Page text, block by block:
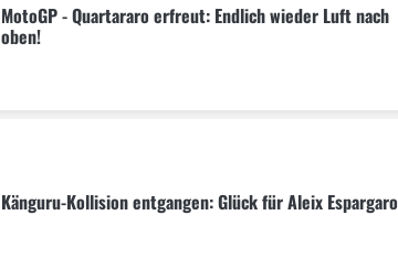
MotoGP - Quartararo erfreut: Endlich wieder Luft nach
oben!
Känguru-Kollision entgangen: Glück für Aleix Espargaro